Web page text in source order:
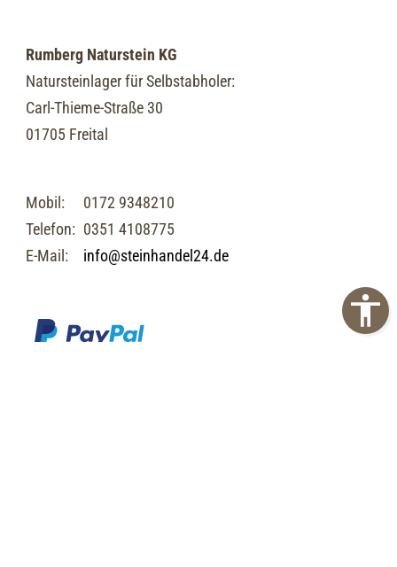
Rumberg Naturstein KG
Natursteinlager für Selbstabholer:
Carl-Thieme-Straße 30
01705 Freital
Mobil:
0172 9348210
Telefon: 0351 4108775
E-Mail:
info@steinhandel24.de